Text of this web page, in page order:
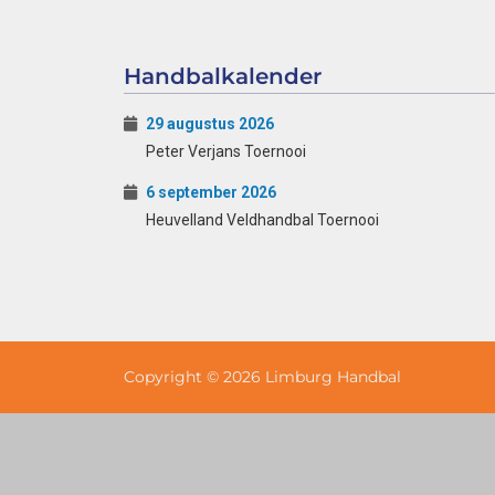
Handbalkalender
29 augustus 2026
Peter Verjans Toernooi
6 september 2026
Heuvelland Veldhandbal Toernooi
Copyright © 2026 Limburg Handbal